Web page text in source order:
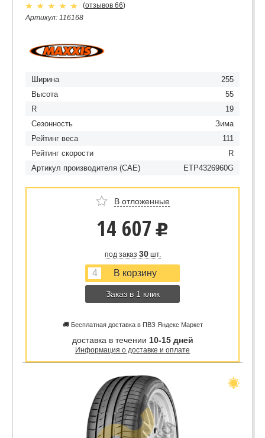
(отзывов 66)
Артикул: 116168
Ширина
255
Высота
55
R
19
Сезонность
Зима
Рейтинг веса
111
Рейтинг скорости
R
Артикул производителя (CAE)
ETP4326960G
В отложенные
14 607 u
под заказ 30шт.
Заказ в 1 клик
🚚 Бесплатная доставка в ПВЗ Яндекс Маркет
доставка в течении 10-15 дней
Информация о доставке и оплате